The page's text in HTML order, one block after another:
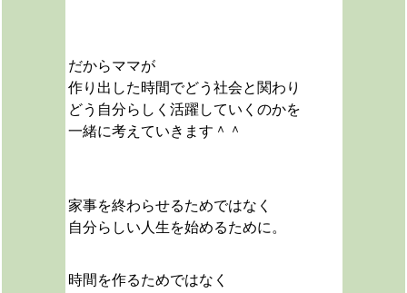
だからママが
作り出した時間でどう社会と関わり
どう自分らしく活躍していくのかを
一緒に考えていきます＾＾
家事を終わらせるためではなく
自分らしい人生を始めるために。
時間を作るためではなく